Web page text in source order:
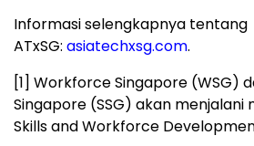
Informasi selengkapnya tentang
ATxSG: asiatechxsg.com.
[1] Workforce Singapore (WSG)
Singapore (SSG) akan menjalani
Skills and Workforce